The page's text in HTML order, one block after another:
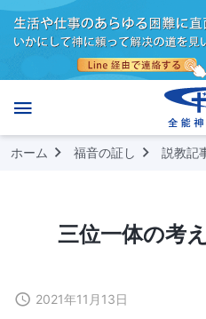
ホーム 福音の証し 説教記
三位一体の考
2021年11月13日